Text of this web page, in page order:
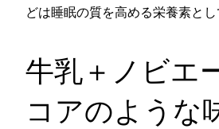
どは睡眠の質を高める栄養素とし
牛乳＋ノビエ
コアのような